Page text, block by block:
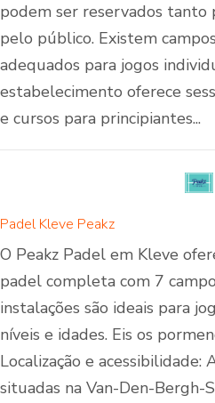
podem ser reservados tanto
pelo público. Existem
adequados para jogos
estabelecimento oferece
e cursos para principiantes...
Padel Kleve Peakz
O Peakz Padel em Kleve
padel completa com 7
instalações são ideais para
níveis e idades. Eis os
Localização e acessibilidade:
situadas na Van-Den-